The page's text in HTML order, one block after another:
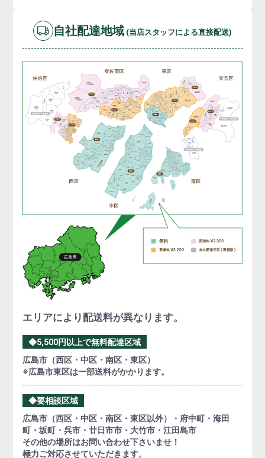
自社配達地域 (当店スタッフによる直接配送)
エリアにより配送料が異なります。
◆5,500円以上で無料配達区域
広島市（西区・中区・南区・東区）
※広島市東区は一部送料がかかります。
◆要相談区域
広島市（西区・中区・南区・東区以外）・府中町・海田
町・坂町・呉市・廿日市市・大竹市・江田島市
その他の場所はお問い合わせ下さいませ！
極力ご対応させていただきます。